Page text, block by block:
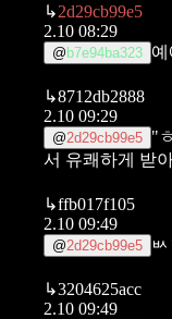
↳2d29cb99e5
2.10 08:29
@ b7e94ba323
↳8712db2888
2.10 09:29
@2d29cb99e5 "
서 유쾌하게 받
↳ffb017f105
2.10 09:49
@2d29cb99e5
↳3204625acc
2.10 09:49